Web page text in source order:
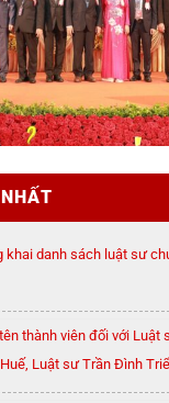
khai danh sách luật sư
thành viên đối với Luật
Luật sư Trần Đình